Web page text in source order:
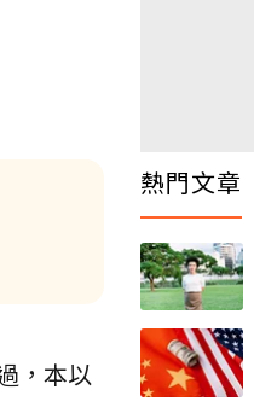
，本以
熱門文章